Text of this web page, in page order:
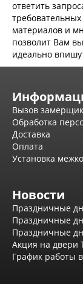
Вест
Скин
Шпон
Эмаль
ответить
материалов и
позволит Вам
идеально
Вызов
Обработка
Доставка
Оплата
Установка
Новости
Праздничные
Праздничные
Праздничные
Акция на двери
График работы